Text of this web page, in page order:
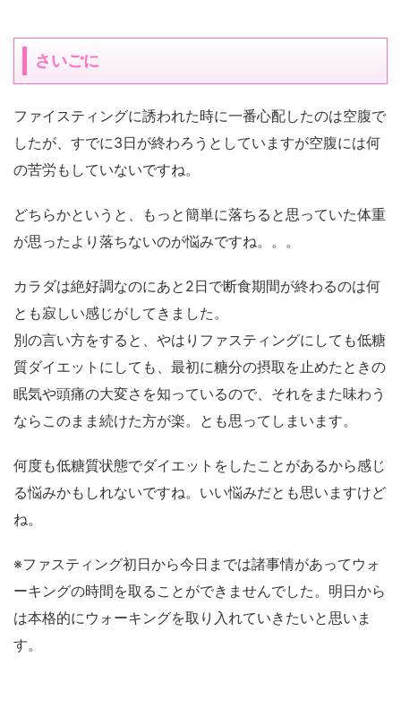
さいごに
ファイスティングに誘われた時に一番心配したのは空腹で
したが、すでに3日が終わろうとしていますが空腹には何
の苦労もしていないですね。
どちらかというと、もっと簡単に落ちると思っていた体重
が思ったより落ちないのが悩みですね。。。
カラダは絶好調なのにあと2日で断食期間が終わるのは何
とも寂しい感じがしてきました。
別の言い方をすると、やはりファスティングにしても低糖
質ダイエットにしても、最初に糖分の摂取を止めたときの
眠気や頭痛の大変さを知っているので、それをまた味わう
ならこのまま続けた方が楽。とも思ってしまいます。
何度も低糖質状態でダイエットをしたことがあるから感じ
る悩みかもしれないですね。いい悩みだとも思いますけど
ね。
※ファスティング初日から今日までは諸事情があってウォ
ーキングの時間を取ることができませんでした。明日から
は本格的にウォーキングを取り入れていきたいと思いま
す。